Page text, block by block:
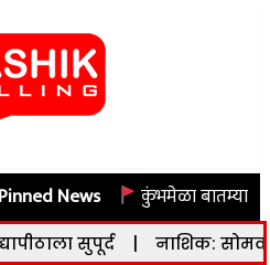
Pinned News कुंभमेळा बातम्या
| नाशिक: सोमवारी (दि. १०)